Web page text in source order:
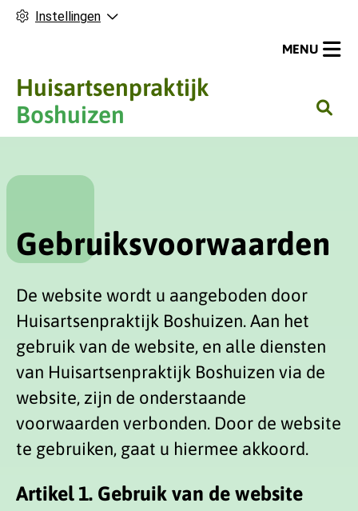
Instellingen
Huisartsenpraktijk
Boshuizen
H
o
e
n
MENU
Gebruiksvoorwaarden
De website wordt u aangeboden door
Huisartsenpraktijk Boshuizen. Aan het
gebruik van de website, en alle diensten
van Huisartsenpraktijk Boshuizen via de
website, zijn de onderstaande
voorwaarden verbonden. Door de website
te gebruiken, gaat u hiermee akkoord.
Artikel 1. Gebruik van de website